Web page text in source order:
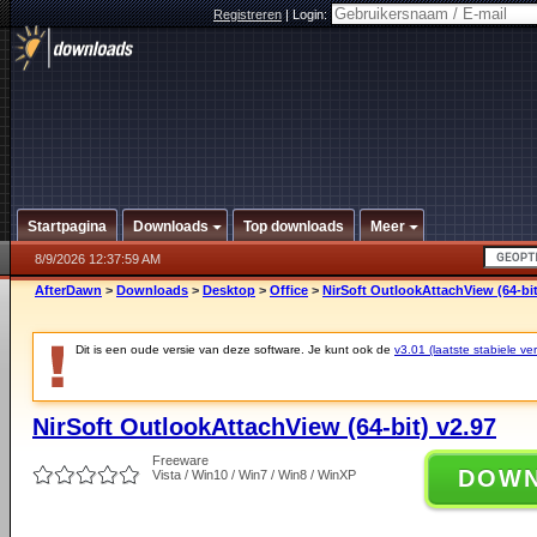
Registreren|Login:
Startpagina Downloads Top downloads Meer
8/9/2026 12:37:59 AM
AfterDawn > Downloads > Desktop > Office > NirSoft OutlookAttachView (64-
Dit is een oude versie van deze software. Je kunt ook de v3.01 (laatste stabiele
NirSoft OutlookAttachView (64-bit) v2.97
Freeware
Vista / Win10 / Win7 / Win8 / WinXP